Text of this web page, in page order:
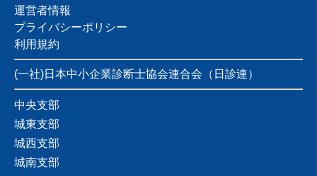
運営者情報
プライバシーポリシー
利用規約
(一社)日本中小企業診断士協会連合会（日診連）
中央支部
城東支部
城西支部
城南支部